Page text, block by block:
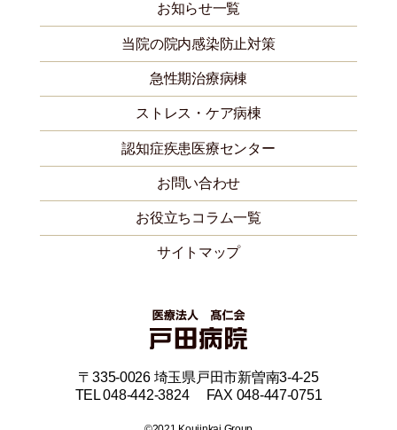
お知らせ一覧
当院の院内感染防止対策
急性期治療病棟
ストレス・ケア病棟
認知症疾患医療センター
お問い合わせ
お役立ちコラム一覧
サイトマップ
〒335-0026 埼玉県戸田市新曽南3-4-25
TEL 048-442-3824 FAX 048-447-0751